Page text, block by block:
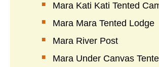
Mara Kati Kati Tented
Mara Mara Tented Lodge
Mara River Post
Mara Under Canvas